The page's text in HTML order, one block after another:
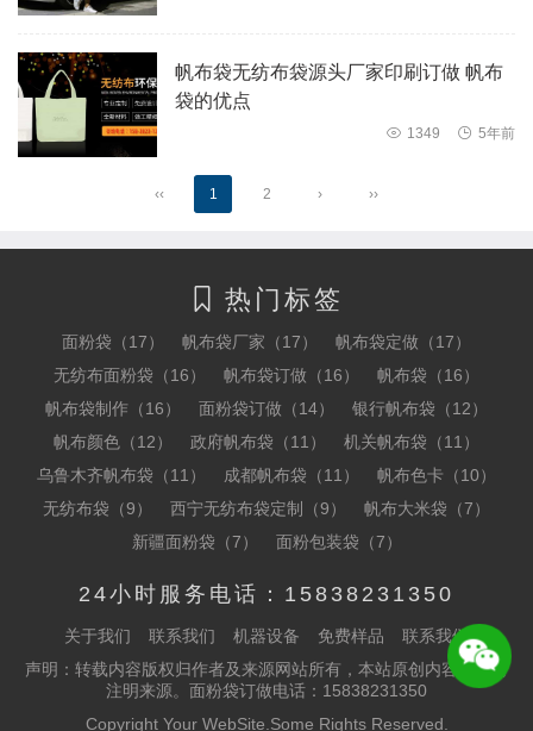
帆布袋无纺布袋源头厂家印刷订做 帆布
袋的优点
 1349  5年前
‹‹ 1 2 › ››
 热门标签
面粉袋（17） 帆布袋厂家（17）
帆布袋定做（17）
无纺布面粉袋（16）
帆布袋订做（16）
帆布袋（16）
帆布袋制作（16）
面粉袋订做（14）
银行帆布袋（12）
帆布颜色（12）
政府帆布袋（11）
机关帆布袋（11）
乌鲁木齐帆布袋（11）
成都帆布袋（11）
帆布色卡（10）
无纺布袋（9）
西宁无纺布袋定制（9）
帆布大米袋（7）
新疆面粉袋（7）
面粉包装袋（7）
24小时服务电话：15838231350
关于我们 联系我们 机器设备 免费样品
联系我们
声明：转载内容版权归作者及来源网站所有，本站原创内容转载请
注明来源。面粉袋订做电话：15838231350
Copyright Your WebSite.Some Rights Reserved.